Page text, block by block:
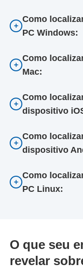
Como
PC Windows:
Como
Mac:
Como
dispositivo
Como
dispositivo
Como
PC Linux:
O que seu
revelar